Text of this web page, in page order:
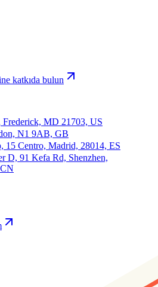
katkıda bulun
Frederick, MD 21703, US
N1 9AB, GB
15 Centro, Madrid, 28014, ES
D, 91 Kefa Rd, Shenzhen,